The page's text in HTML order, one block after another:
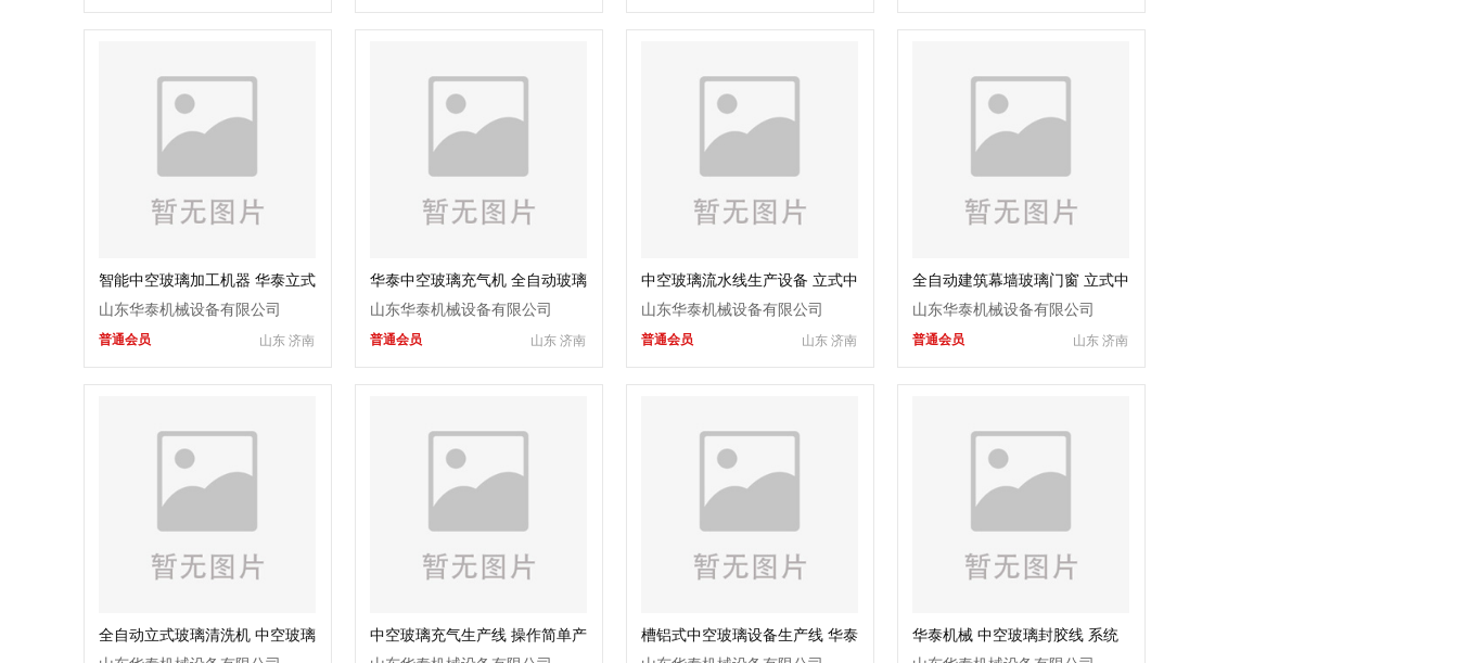
智能中空玻璃加工机器 华泰立式
中空玻璃生产线设备
山东华泰机械设备有限公司
山东 济南
普通会员
华泰中空玻璃充气机 全自动玻璃
充氩气设备生产线
山东华泰机械设备有限公司
山东 济南
普通会员
中空玻璃流水线生产设备 立式中
空玻璃封胶线 华泰机械
山东华泰机械设备有限公司
山东 济南
普通会员
全自动建筑幕墙玻璃门窗 立式中
空玻璃设备生产线厂家 华泰机械
山东华泰机械设备有限公司
山东 济南
普通会员
全自动立式玻璃清洗机 中空玻璃
设备生产线 华泰机器
中空玻璃充气生产线 操作简单产
量高 华泰断桥铝门窗加工设备
槽铝式中空玻璃设备生产线 华泰
全自动玻璃机械生产厂家
华泰机械 中空玻璃封胶线 系统
门窗打胶机设备